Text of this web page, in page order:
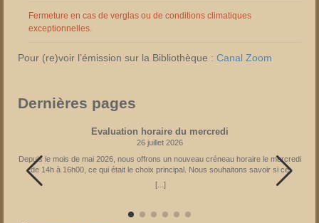
Fermeture en cas de verglas ou de conditions climatiques
exceptionnelles.
Pour (re)voir l’émission sur la Bibliothèque : Canal Zoom
Dernières pages
Evaluation horaire du mercredi
26 juillet 2026
Depuis le mois de mai 2026, nous offrons un nouveau créneau horaire le mercredi
de 14h à 16h00, ce qui était le choix principal. Nous souhaitons savoir si ce
créneau reste le meilleur pour vous. En fonction des réponses obtenues, l’horaire
pourrait être adapté à partir de janvier 2027. Il vous est donc possible d’exprimer
[...]